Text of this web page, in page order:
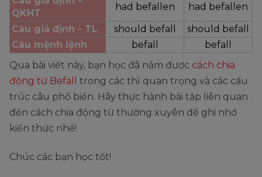
QKHT
had befallen
had befallen
Câu giả định - TL
should befall
should befall
Câu mệnh lệnh
befall
befall
Qua bài viết này, bạn học đã nắm được cách chia
động từ Befall
trong các thì quan trọng và các cấu
trúc câu phổ biến. Hãy thực hành bài tập liên quan
đến cách chia động từ thường xuyên để ghi nhớ
kiến thức nhé!
Chúc các bạn học tốt!